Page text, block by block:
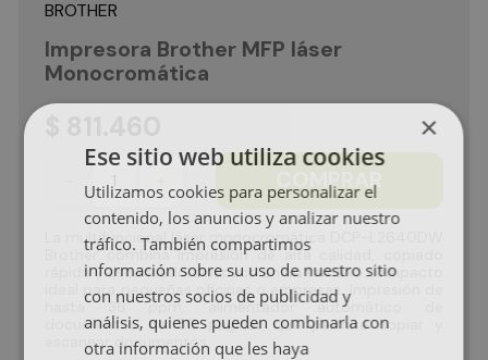
BROTHER
Impresora Brother MFP láser
Monocromática
COMPRAR
La multifuncional láser monocromática DCP-L2640DW
Brother combina impresión de alta calidad, copiado
rápida y escaneado dinámico en un tamaño compacto
ideal para pequeñas oficinas o empresas. Impresión de
hasta 36 ppm, alimentador automático de
documentos de 50 páginas que permite copiar y
escanear documentos.
×
Ese sitio web utiliza cookies
Utilizamos cookies para personalizar el
contenido, los anuncios y analizar nuestro
tráfico. También compartimos
información sobre su uso de nuestro sitio
con nuestros socios de publicidad y
análisis, quienes pueden combinarla con
otra información que les haya